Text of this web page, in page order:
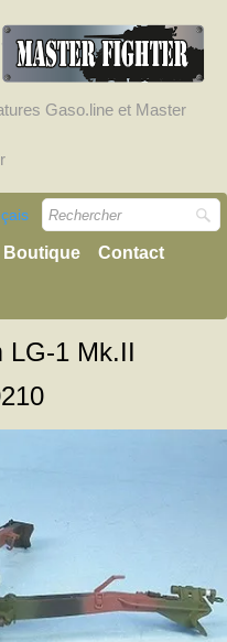
Gaso.line et Master
Boutique Contact
LG-1 Mk.II